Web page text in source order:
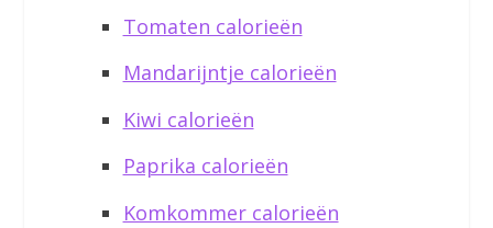
Tomaten calorieën
Mandarijntje calorieën
Kiwi calorieën
Paprika calorieën
Komkommer calorieën